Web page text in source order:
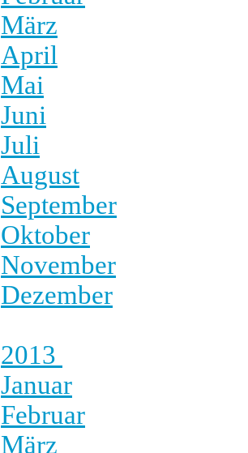
März
April
Mai
Juni
Juli
August
September
Oktober
November
Dezember
2013
Januar
Februar
März